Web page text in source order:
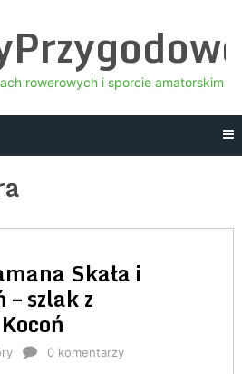
rowerowych i sporcie amatorskim
Skała i
– szlak z
0 komentarzy